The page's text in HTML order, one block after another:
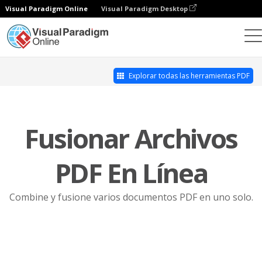
Visual Paradigm Online Visual Paradigm Desktop
Explorar todas las herramientas PDF
Fusionar Archivos
PDF En Línea
Combine y fusione varios documentos PDF en uno solo.